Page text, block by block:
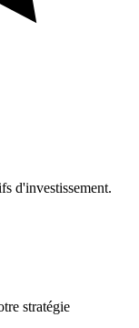
d'investissement.
stratégie